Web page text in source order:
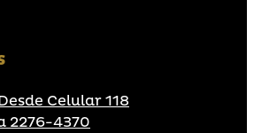
Celular 118
2276-4370